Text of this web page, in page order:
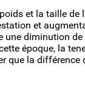
et la taille de
et
une diminution
époque, la
que la